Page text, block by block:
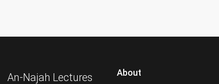
An-Najah Lectures About